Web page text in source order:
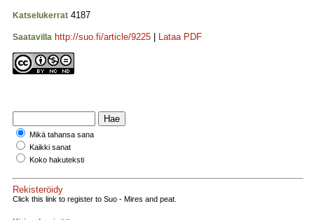
Katselukerrat 4187
Saatavilla http://suo.fi/article/9225 Lataa PDF
Mikä tahansa sana
Kaikki sanat
Koko hakuteksti
Rekisteröidy
Click this link to register to Suo - Mires and peat.